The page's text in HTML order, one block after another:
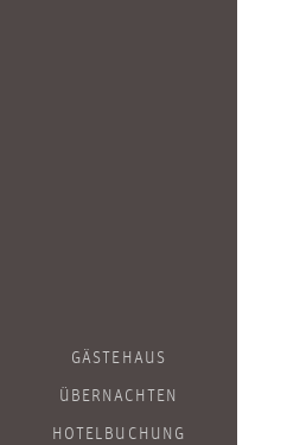
GÄSTEHAUS
ÜBERNACHTEN
HOTELBUCHUNG